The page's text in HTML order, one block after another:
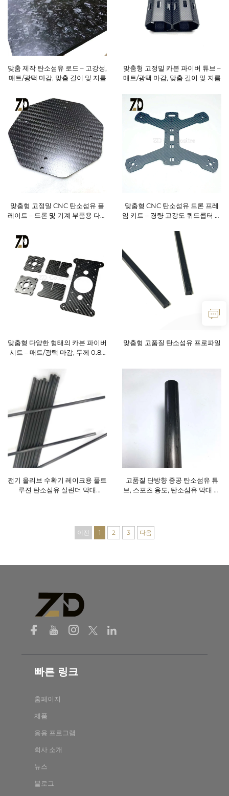
맞춤 제작 탄소섬유 로드 – 고강성,
매트/광택 마감, 맞춤 길이 및 지름
맞춤형 고정밀 카본 파이버 튜브 –
매트/광택 마감, 맞춤 길이 및 지름
맞춤형 고정밀 CNC 탄소섬유 플
레이트 – 드론 및 기계 부품용 다중
맞춤형 CNC 탄소섬유 드론 프레
임 키트 – 경량 고강도 쿼드콥터 프
맞춤형 다양한 형태의 카본 파이버
시트 – 매트/광택 마감, 두께 0.8–
전자 부품용
맞춤형 고품질 탄소섬유 프로파일
전기 올리브 수확기 레이크용 풀트
루젼 탄소섬유 실린더 막대
고품질 단방향 중공 탄소섬유 튜
브, 스포츠 용도, 탄소섬유 막대 공
이전 1 2 3 다음
빠른 링크
홈페이지
제품
응용 프로그램
회사 소개
뉴스
블로그